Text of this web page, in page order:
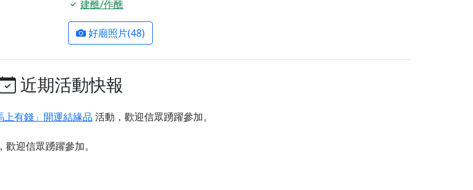
建醮/作醮
好廟照片(48)
近期活動快報
有錢」開運結緣品 活動，歡迎信眾踴躍參加。
歡迎信眾踴躍參加。